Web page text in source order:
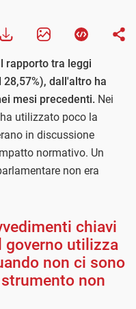
rapporto tra leggi
dall'altro ha
mesi precedenti. Nei
utilizzato poco la
in discussione
normativo. Un
non era
chiavi
governo utilizza
non ci sono
non